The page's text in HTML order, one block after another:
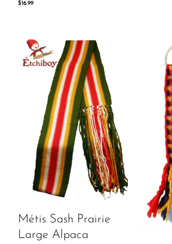
$16.99
Métis Sash Prairie
Large Alpaca